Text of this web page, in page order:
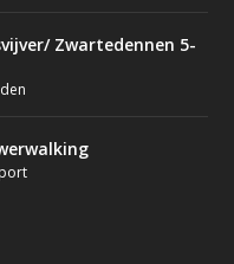
Zwartedennen 5-